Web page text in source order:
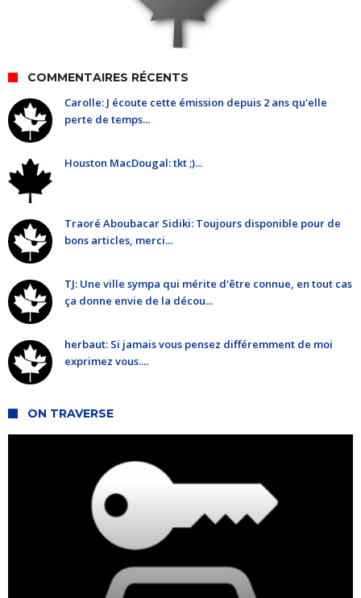
COMMENTAIRES RÉCENTS
Carolle: J écoute cette émission depuis 2 ans qu'elle
perte de temps...
Houston MacDougal: tkt ;)...
Traoré Aboubacar Sidiki: Toujours disponible pour de
bons articles, merci...
TJ: Une ville sympa qui mérite d'être connue, en tout cas
ça donne envie de la décou...
herbaut: Si jamais vous pensez différemment de moi
exprimez vous....
ON TRAVERSE